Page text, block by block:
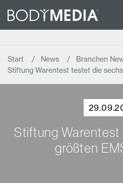
Start News
Branchen
Stiftung Warentest testet die
Stiftung
größten